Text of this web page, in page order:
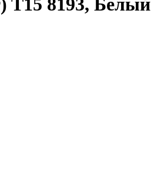
T15 8193, Белый